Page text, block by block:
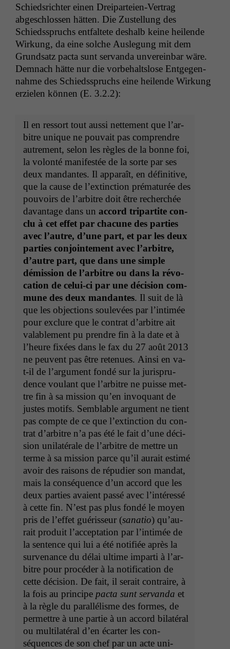
Schied­srichter einen Dreiparteien-Ver­trag
abgeschlossen hät­ten. Die Zustel­lung des
Schiedsspruchs ent­fal­tete deshalb keine heilende
Wirkung, da eine solche Ausle­gung mit dem
Grund­satz pacta sunt ser­van­da unvere­in­bar wäre.
Dem­nach hätte nur die vor­be­halt­slose Ent­ge­gen­
nahme des Schiedsspruchs eine heilende Wirkung
erzie­len kön­nen (E. 3.2.2):
Il en ressort tout aus­si net­te­ment que l’ar­
bi­tre unique ne pou­vait pas com­pren­dre
autrement, selon les règles de la bonne foi,
la volon­té man­i­festée de la sorte par ses
deux man­dantes. Il appa­raît, en défini­tive,
que la cause de l’ex­tinc­tion pré­maturée des
pou­voirs de l’ar­bi­tre doit être recher­chée
davan­tage dans un accord tri­par­tite con­
clu à cet effet par cha­cune des par­ties
avec l’autre, d’une part, et par les deux
par­ties con­join­te­ment avec l’ar­bi­tre,
d’autre part, que dans une sim­ple
démis­sion de l’ar­bi­tre ou dans la révo­
ca­tion de celui-ci par une déci­sion com­
mune des deux man­dantes. Il suit de là
que les objec­tions soulevées par l’in­timée
pour exclure que le con­trat d’ar­bi­tre ait
val­able­ment pu pren­dre fin à la date et à
l’heure fixées dans le fax du 27 août 2013
ne peu­vent pas être retenues. Ain­si en va-
t-il de l’ar­gu­ment fondé sur la jurispru­
dence voulant que l’ar­bi­tre ne puisse met­
tre fin à sa mis­sion qu’en invo­quant de
justes motifs. Sem­blable argu­ment ne tient
pas compte de ce que l’ex­tinc­tion du con­
trat d’ar­bi­tre n’a pas été le fait d’une déci­
sion uni­latérale de l’ar­bi­tre de met­tre un
terme à sa mis­sion parce qu’il aurait estimé
avoir des raisons de répudi­er son man­dat,
mais la con­séquence d’un accord que les
deux par­ties avaient passé avec l’in­téressé
à cette fin. N’est pas plus fondé le moyen
pris de l’ef­fet guéris­seur (sana­tio) qu’au­
rait pro­duit l’ac­cep­ta­tion par l’in­timée de
la sen­tence qui lui a été noti­fiée après la
sur­ve­nance du délai ultime impar­ti à l’ar­
bi­tre pour procéder à la noti­fi­ca­tion de
cette déci­sion. De fait, il serait con­traire, à
la fois au principe pacta sunt ser­van­da et
à la règle du par­al­lélisme des formes, de
per­me­t­tre à une par­tie à un accord bilatéral
ou mul­ti­latéral d’en écarter les con­
séquences de son chef par un acte uni­